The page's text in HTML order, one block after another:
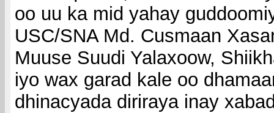
oo uu ka mid yahay
USC/SNA Md. Cusmaan
Muuse Suudi Yalaxoow,
iyo wax garad kale oo
dhinacyada diriraya inay